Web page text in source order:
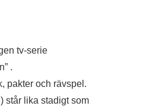
tv-serie
.
pakter och rävspel.
står lika stadigt som